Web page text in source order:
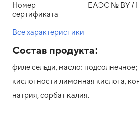
Номер
сертификата
ЕАЭС № ВY /
Все характеристики
Состав продукта:
филе сельди, масло: подсолнечное;
кислотности лимонная кислота,
натрия, сорбат калия.